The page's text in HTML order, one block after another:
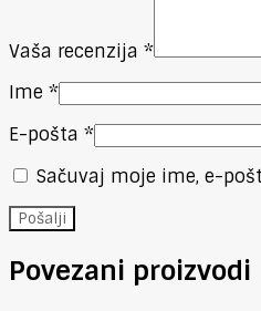
Vaša recenzija *
Ime *
E-pošta *
Sačuvaj moje ime, e-
Povezani proizvodi